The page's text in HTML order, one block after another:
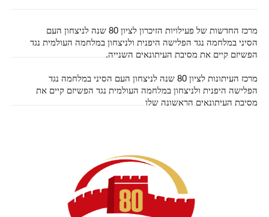
מרכז החדשות של פעילויות הזיכרון לציון 80 שנה לניצחון העם
הסיני במלחמה נגד הפלישה היפנית ולניצחון במלחמה העולמית נגד
הפשיזם קיים את מסיבת העיתונאים השנייה.
מרכז העיתונות לציון 80 שנה לניצחון העם הסיני במלחמה נגד
הפלישה היפנית ולניצחון במלחמה העולמית נגד הפשיזם קיים את
מסיבת העיתונאים הראשונה שלו